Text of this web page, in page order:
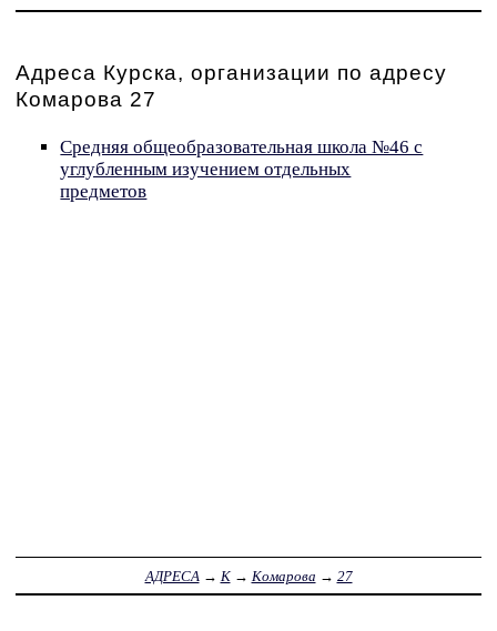
Адреса Курска, организации по адресу
Комарова 27
Средняя общеобразовательная школа №46 с
углубленным изучением отдельных
предметов
АДРЕСА → К→ Комарова → 27